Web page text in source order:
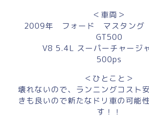
＜車両＞
2009年 フォード マスタング
GT500
V8 5.4L スーパーチャー
500ps
＜ひとこと＞
壊れないので、ランニングコスト
きも良いので新たなドリ車の可能
す！！